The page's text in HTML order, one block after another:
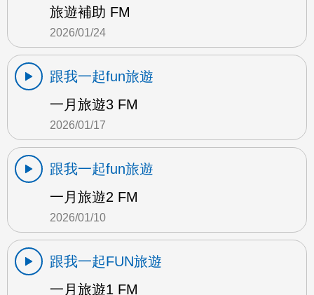
旅遊補助 FM
2026/01/24
跟我一起fun旅遊
一月旅遊3 FM
2026/01/17
跟我一起fun旅遊
一月旅遊2 FM
2026/01/10
跟我一起FUN旅遊
一月旅遊1 FM